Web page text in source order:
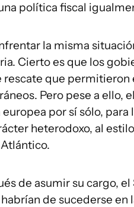
política fiscal
la misma
Cierto es que los
que permitieron
Pero pese a ello,
por sí sólo,
heterodoxo, al
de asumir su cargo,
de sucederse